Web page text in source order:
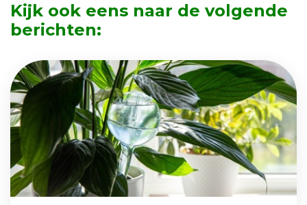
Kijk ook eens naar de volgende
berichten: